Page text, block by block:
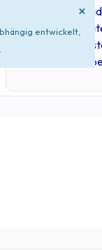
45% der
und
Prüfung
ohne zu
entwickelt,
×